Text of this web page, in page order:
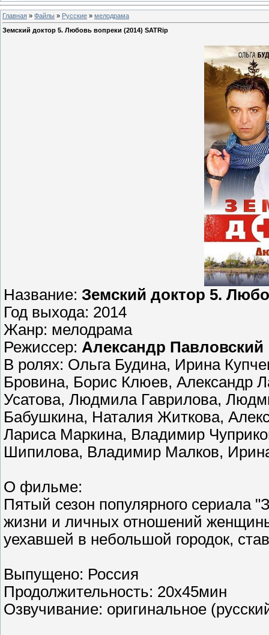
Главная » Файлы » Русские » мелодрама
Земский доктор 5. Любовь вопреки (2014) SATRip
Название: Земский доктор 5.
Год выхода: 2014
Жанр: мелодрама
Режиссер: Александр Павловский
В ролях: Ольга Будина, Ирина
Бровина, Борис Клюев, Александр
Усатова, Людмила Гаврилова,
Бабушкина, Наталия Житкова,
Лариса Маркина, Владимир
Шипилова, Владимир Малков,
О фильме:
Пятый сезон популярного сериала
жизни и личных отношений
уехавшей в небольшой городок,
Выпущено: Россия
Продолжительность: 20х45мин
Озвучивание: оригинальное